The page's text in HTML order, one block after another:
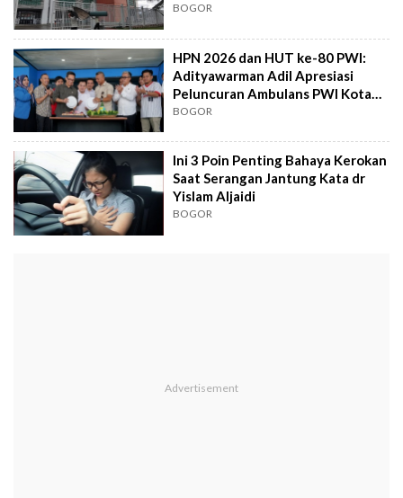
BOGOR
HPN 2026 dan HUT ke-80 PWI:
Adityawarman Adil Apresiasi
Peluncuran Ambulans PWI Kota
Bogor
BOGOR
Ini 3 Poin Penting Bahaya Kerokan
Saat Serangan Jantung Kata dr
Yislam Aljaidi
BOGOR